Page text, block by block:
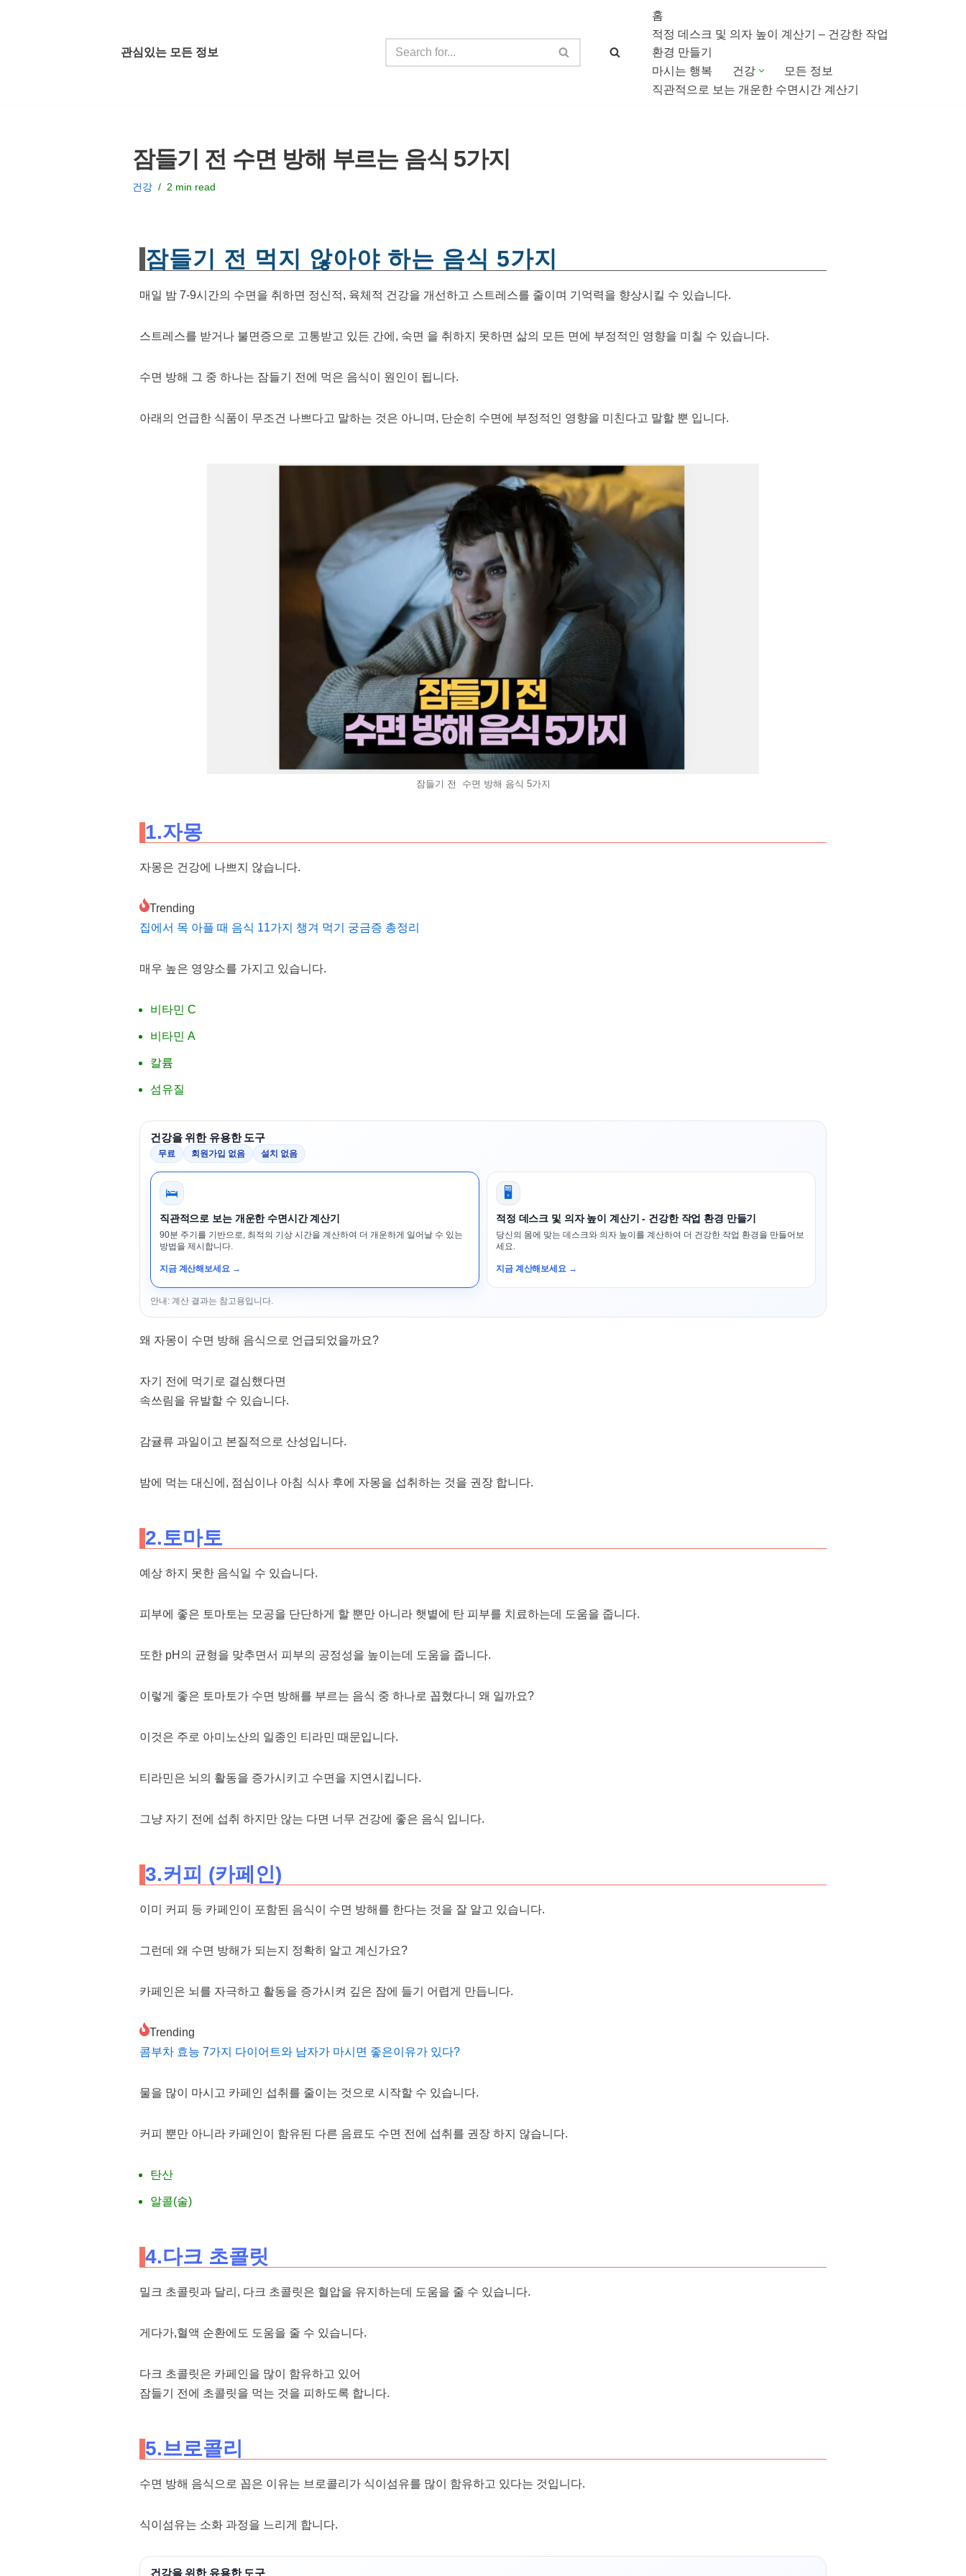
관심있는 모든 정보
홈
적정 데스크 및 의자 높이 계산기 – 건강한 작업
환경 만들기
마시는 행복
건강
모든 정보
직관적으로 보는 개운한 수면시간 계산기
잠들기 전 수면 방해 부르는 음식 5가지
건강 2 min read
잠들기 전 먹지 않아야 하는 음식 5가지
매일 밤 7-9시간의 수면을 취하면 정신적, 육체적 건강을 개선하고 스트레스를 줄이며 기억력을 향상시킬 수 있습니다.
스트레스를 받거나 불면증으로 고통받고 있든 간에, 숙면 을 취하지 못하면 삶의 모든 면에 부정적인 영향을 미칠 수 있습니다.
수면 방해 그 중 하나는 잠들기 전에 먹은 음식이 원인이 됩니다.
아래의 언급한 식품이 무조건 나쁘다고 말하는 것은 아니며, 단순히 수면에 부정적인 영향을 미친다고 말할 뿐 입니다.
잠들기 전 수면 방해 음식 5가지
1.자몽
자몽은 건강에 나쁘지 않습니다.
Trending
집에서 목 아플 때 음식 11가지 챙겨 먹기 궁금증 총정리
매우 높은 영양소를 가지고 있습니다.
비타민 C
비타민 A
칼륨
섬유질
건강을 위한 유용한 도구
무료 회원가입 없음 설치 없음
🛌
직관적으로 보는 개운한 수면시간 계산기
90분 주기를 기반으로, 최적의 기상 시간을 계산하여 더 개운하게 일어날 수 있는
방법을 제시합니다.
지금 계산해보세요 →
🖥️
적정 데스크 및 의자 높이 계산기 - 건강한 작업 환경 만들기
당신의 몸에 맞는 데스크와 의자 높이를 계산하여 더 건강한 작업 환경을 만들어보
세요.
지금 계산해보세요 →
안내: 계산 결과는 참고용입니다.
왜 자몽이 수면 방해 음식으로 언급되었을까요?
자기 전에 먹기로 결심했다면
속쓰림을 유발할 수 있습니다.
감귤류 과일이고 본질적으로 산성입니다.
밤에 먹는 대신에, 점심이나 아침 식사 후에 자몽을 섭취하는 것을 권장 합니다.
2.토마토
예상 하지 못한 음식일 수 있습니다.
피부에 좋은 토마토는 모공을 단단하게 할 뿐만 아니라 햇볕에 탄 피부를 치료하는데 도움을 줍니다.
또한 pH의 균형을 맞추면서 피부의 공정성을 높이는데 도움을 줍니다.
이렇게 좋은 토마토가 수면 방해를 부르는 음식 중 하나로 꼽혔다니 왜 일까요?
이것은 주로 아미노산의 일종인 티라민 때문입니다.
티라민은 뇌의 활동을 증가시키고 수면을 지연시킵니다.
그냥 자기 전에 섭취 하지만 않는 다면 너무 건강에 좋은 음식 입니다.
3.커피 (카페인)
이미 커피 등 카페인이 포함된 음식이 수면 방해를 한다는 것을 잘 알고 있습니다.
그런데 왜 수면 방해가 되는지 정확히 알고 계신가요?
카페인은 뇌를 자극하고 활동을 증가시켜 깊은 잠에 들기 어렵게 만듭니다.
Trending
콤부차 효능 7가지 다이어트와 남자가 마시면 좋은이유가 있다?
물을 많이 마시고 카페인 섭취를 줄이는 것으로 시작할 수 있습니다.
커피 뿐만 아니라 카페인이 함유된 다른 음료도 수면 전에 섭취를 권장 하지 않습니다.
탄산
알콜(술)
4.다크 초콜릿
밀크 초콜릿과 달리, 다크 초콜릿은 혈압을 유지하는데 도움을 줄 수 있습니다.
게다가,혈액 순환에도 도움을 줄 수 있습니다.
다크 초콜릿은 카페인을 많이 함유하고 있어
잠들기 전에 초콜릿을 먹는 것을 피하도록 합니다.
5.브로콜리
수면 방해 음식으로 꼽은 이유는 브로콜리가 식이섬유를 많이 함유하고 있다는 것입니다.
식이섬유는 소화 과정을 느리게 합니다.
건강을 위한 유용한 도구